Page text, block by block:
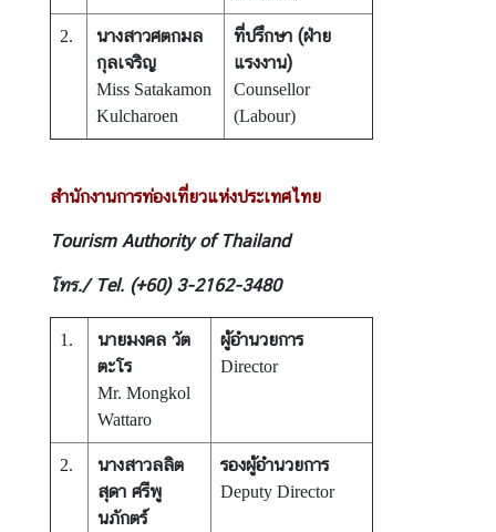
2.
นางสาวศตกมล
กุลเจริญ
Miss Satakamon
Kulcharoen
ที่ปรึกษา (ฝ่าย
แรงงาน)
Counsellor
(Labour)
สำนักงานการท่องเที่ยวแห่งประเทศไทย
Tourism Authority of Thailand
โทร./ Tel. (+60) 3-2162-3480
1.
นายมงคล วัต
ตะโร
Mr. Mongkol
Wattaro
ผู้อำนวยการ
Director
2.
นางสาวลลิต
สุดา ศรีพู
นภักตร์
รองผู้อำนวยการ
Deputy Director